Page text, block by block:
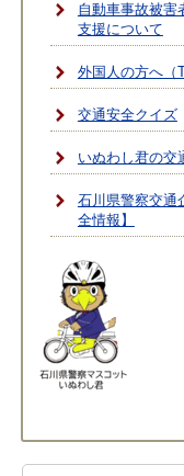
自動車事故被害
支援について
外国人の方へ（
交通安全クイズ
いぬわし君の交
石川県警察交通
全情報】